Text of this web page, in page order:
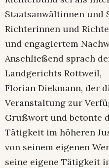
Staatsanwältinnen und
Richterinnen und
und engagiertem
Anschließend sprach
Landgerichts Rottweil,
Florian Diekmann, der
Veranstaltung zur
Grußwort und betonte
Tätigkeit im höheren
von seinem eigenen
seine eigene Tätigkeit